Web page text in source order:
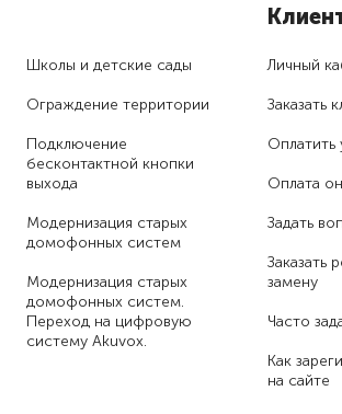
Школы и детские сады
Ограждение территории
Подключение
бесконтактной кнопки
выхода
Модернизация старых
домофонных систем
Модернизация старых
домофонных систем.
Переход на цифровую
систему Akuvox.
Личный
Заказать
Оплатить
Оплата
Задать
Заказать
замену
Часто
Как
на сайте